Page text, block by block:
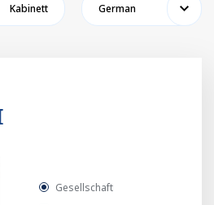
Kabinett German
Gesellschaft